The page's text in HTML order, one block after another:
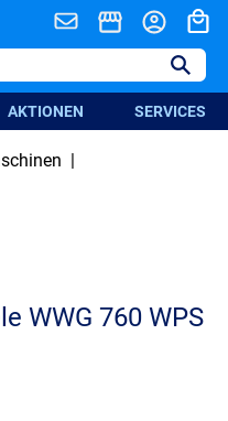
AKTIONEN SERVICES
|
WWG 760 WPS